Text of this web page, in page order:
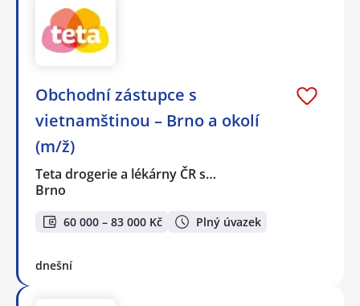
Obchodní zástupce s
vietnamštinou – Brno a okolí
(m/ž)
Teta drogerie a lékárny ČR s…
Brno
60 000 – 83 000 Kč Plný úvazek
dnešní